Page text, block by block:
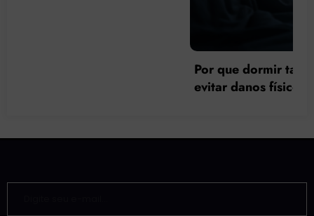
Por que dormir tarde faz mal à saúde e como
evitar danos físicos e psicológicos?